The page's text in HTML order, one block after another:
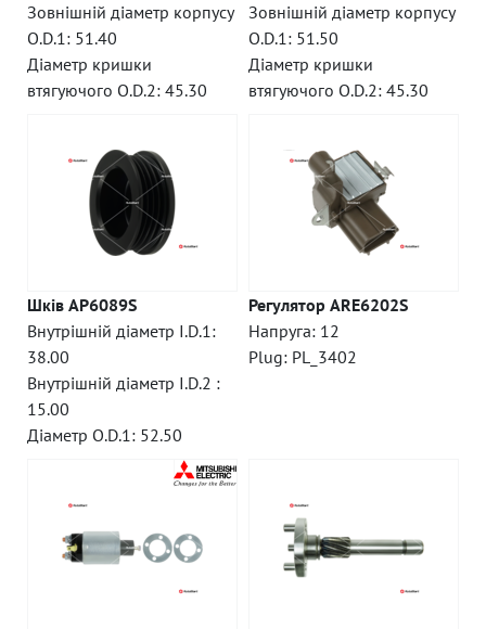
Зовнішній діаметр корпусу
O.D.1: 51.40
Діаметр кришки
втягуючого O.D.2: 45.30
Зовнішній діаметр корпусу
O.D.1: 51.50
Діаметр кришки
втягуючого O.D.2: 45.30
Шків AP6089S
Внутрішній діаметр I.D.1:
38.00
Внутрішній діаметр I.D.2 :
15.00
Діаметр O.D.1: 52.50
Регулятор ARE6202S
Напруга: 12
Plug: PL_3402